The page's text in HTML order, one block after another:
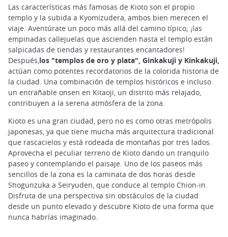
Las características más famosas de Kioto son el propio
templo y la subida a Kyomizudera, ambos bien merecen el
viaje. Aventúrate un poco más allá del camino típico; ¡las
empinadas callejuelas que ascienden hasta el templo están
salpicadas de tiendas y restaurantes encantadores!
Después, los "templos de oro y plata", Ginkakuji y Kinkakuji,
actúan como potentes recordatorios de la colorida historia de
la ciudad. Una combinación de templos históricos e incluso
un entrañable onsen en Kitaoji, un distrito más relajado,
contribuyen a la serena atmósfera de la zona.
Kioto es una gran ciudad, pero no es como otras metrópolis
japonesas, ya que tiene mucha más arquitectura tradicional
que rascacielos y está rodeada de montañas por tres lados.
Aprovecha el peculiar terreno de Kioto dando un tranquilo
paseo y contemplando el paisaje. Uno de los paseos más
sencillos de la zona es la caminata de dos horas desde
Shogunzuka a Seiryuden, que conduce al templo Chion-in.
Disfruta de una perspectiva sin obstáculos de la ciudad
desde un punto elevado y descubre Kioto de una forma que
nunca habrías imaginado.